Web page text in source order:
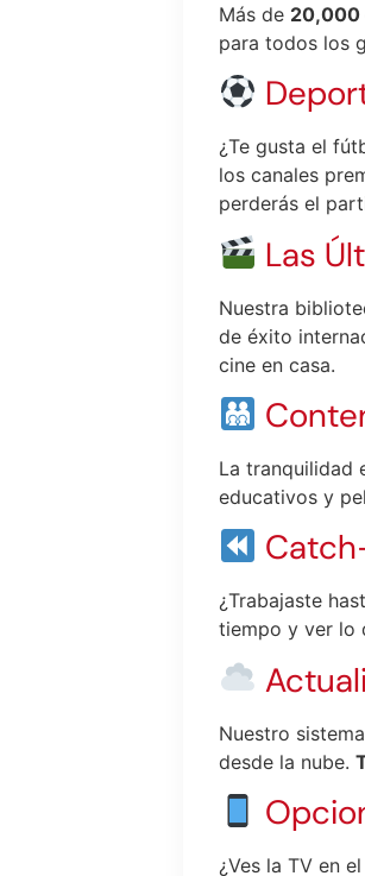
Más de 20,000
para todos los
¿Te gusta el
los canales
perderás el
Las
Nuestra
de éxito
cine en casa.
La tranquilidad
educativos y
¿Trabajaste
tiempo y ver lo
Nuestro
desde la nube.
¿Ves la TV en